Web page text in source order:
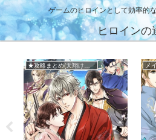
ゲームのヒロインとして効率的
ヒロインの
メ